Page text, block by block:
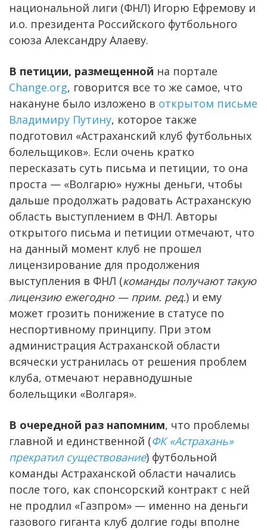
национальной лиги (ФНЛ) Игорю Ефремову и
и.о. президента Российского футбольного
союза Александру Алаеву.
В петиции, размещенной на портале
Change.org, говорится все то же самое, что
накануне было изложено в открытом письме
Владимиру Путину, которое также
подготовил «Астраханский клуб футбольных
болельщиков». Если очень кратко
пересказать суть письма и петиции, то она
проста — «Волгарю» нужны деньги, чтобы
дальше продолжать радовать Астраханскую
область выступлением в ФНЛ. Авторы
открытого письма и петиции отмечают, что
на данный момент клуб не прошел
лицензирование для продолжения
выступления в ФНЛ (команды получают такую
лицензию ежегодно — прим. ред.) и ему
может грозить понижение в статусе по
неспортивному принципу. При этом
администрация Астраханской области
всячески устранилась от решения проблем
клуба, отмечают неравнодушные
болельщики «Волгаря».
В очередной раз напомним, что проблемы
главной и единственной (ФК «Астрахань»
прекратил существование) футбольной
команды Астраханской области начались
после того, как спонсорский контракт с ней
не продлил «Газпром» — именно на деньги
газового гиганта клуб долгие годы вполне